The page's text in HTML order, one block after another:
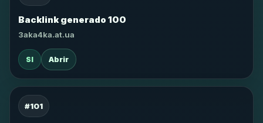
Backlink generado 100
3aka4ka.at.ua
SI Abrir
#101